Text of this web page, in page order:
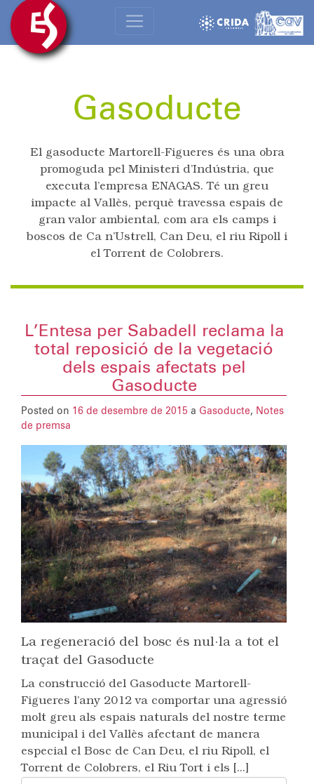
Gasoducte
El gasoducte Martorell-Figueres és una obra
promoguda pel Ministeri d’Indústria, que
executa l’empresa ENAGAS. Té un greu
impacte al Vallès, perquè travessa espais de
gran valor ambiental, com ara els camps i
boscos de Ca n’Ustrell, Can Deu, el riu Ripoll i
el Torrent de Colobrers.
L’Entesa per Sabadell reclama la
total reposició de la vegetació
dels espais afectats pel
Gasoducte
Posted on 16 de desembre de 2015 a Gasoducte, Notes
de premsa
La regeneració del bosc és nul·la a tot el
traçat del Gasoducte
La construcció del Gasoducte Martorell-
Figueres l’any 2012 va comportar una agressió
molt greu als espais naturals del nostre terme
municipal i del Vallès afectant de manera
especial el Bosc de Can Deu, el riu Ripoll, el
Torrent de Colobrers, el Riu Tort i els [...]